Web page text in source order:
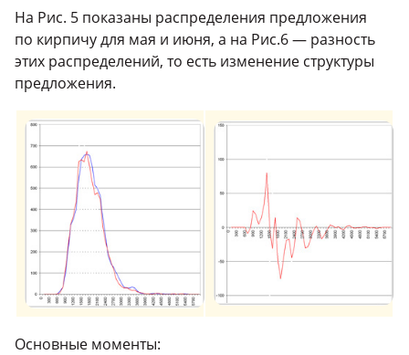
На Рис. 5 показаны распределения предложения
по кирпичу для мая и июня, а на Рис.6 — разность
этих распределений, то есть изменение структуры
предложения.
Основные моменты: